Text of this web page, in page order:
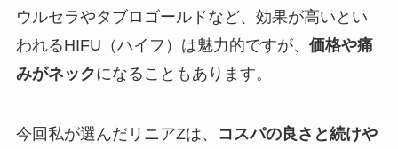
ウルセラやタブロゴールドなど、効果が高いとい
われるHIFU（ハイフ）は魅力的ですが、 価格や痛
みがネックになることもあります。
今回私が選んだリニアZは、
コスパの良さと続けや